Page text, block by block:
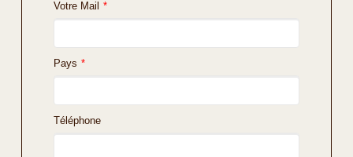
Votre Mail *
Pays *
Téléphone